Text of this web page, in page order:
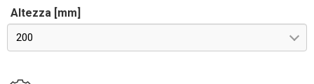
Altezza [mm]
200